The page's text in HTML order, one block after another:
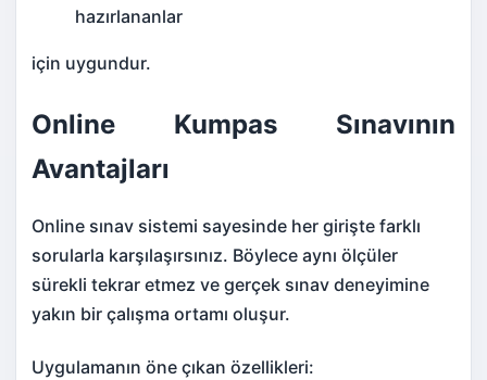
hazırlananlar
için uygundur.
Online Kumpas Sınavının
Avantajları
Online sınav sistemi sayesinde her girişte farklı
sorularla karşılaşırsınız. Böylece aynı ölçüler
sürekli tekrar etmez ve gerçek sınav deneyimine
yakın bir çalışma ortamı oluşur.
Uygulamanın öne çıkan özellikleri: